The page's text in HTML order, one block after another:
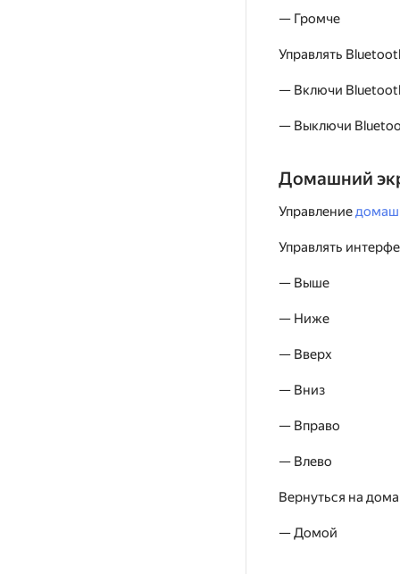
— Громче
Управлять
— Включи
— Выключи
Домашний
Управление
Управлять
— Выше
— Ниже
— Вверх
— Вниз
— Вправо
— Влево
Вернуться на
— Домой